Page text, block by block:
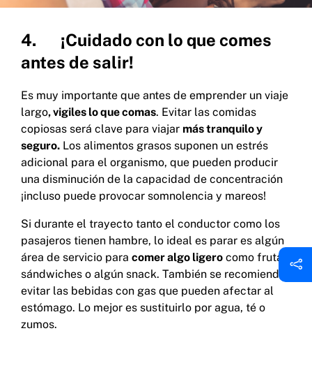
4. ¡Cuidado con lo que comes
antes de salir!
Es muy importante que antes de emprender un viaje
largo, vigiles lo que comas. Evitar las comidas
copiosas será clave para viajar más tranquilo y
seguro. Los alimentos grasos suponen un estrés
adicional para el organismo, que pueden producir
una disminución de la capacidad de concentración
¡incluso puede provocar somnolencia y mareos!
Si durante el trayecto tanto el conductor como los
pasajeros tienen hambre, lo ideal es parar es algún
área de servicio para comer algo ligero como fruta,
sándwiches o algún snack. También se recomienda
evitar las bebidas con gas que pueden afectar al
estómago. Lo mejor es sustituirlo por agua, té o
zumos.